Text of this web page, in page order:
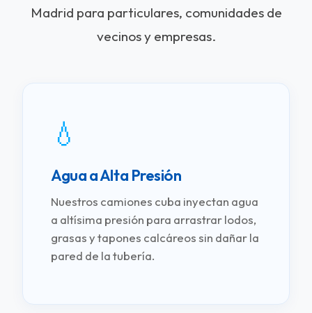
Madrid para particulares, comunidades de
vecinos y empresas.
💧
Agua a Alta Presión
Nuestros camiones cuba inyectan agua
a altísima presión para arrastrar lodos,
grasas y tapones calcáreos sin dañar la
pared de la tubería.